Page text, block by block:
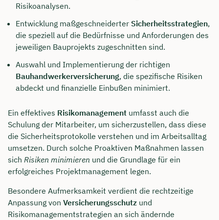
Risikoanalysen.
Entwicklung maßgeschneiderter Sicherheitsstrategien,
die speziell auf die Bedürfnisse und Anforderungen des
jeweiligen Bauprojekts zugeschnitten sind.
Auswahl und Implementierung der richtigen
Bauhandwerkerversicherung, die spezifische Risiken
abdeckt und finanzielle Einbußen minimiert.
Ein effektives Risikomanagement umfasst auch die
Schulung der Mitarbeiter, um sicherzustellen, dass diese
die Sicherheitsprotokolle verstehen und im Arbeitsalltag
umsetzen. Durch solche Proaktiven Maßnahmen lassen
sich Risiken minimieren und die Grundlage für ein
erfolgreiches Projektmanagement legen.
Besondere Aufmerksamkeit verdient die rechtzeitige
Anpassung von Versicherungsschutz und
Risikomanagementstrategien an sich ändernde